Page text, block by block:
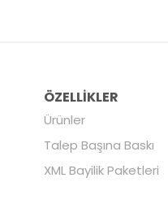
ÖZELLİKLER
Ürünler
Talep Başına Baskı
XML Bayilik Paketleri